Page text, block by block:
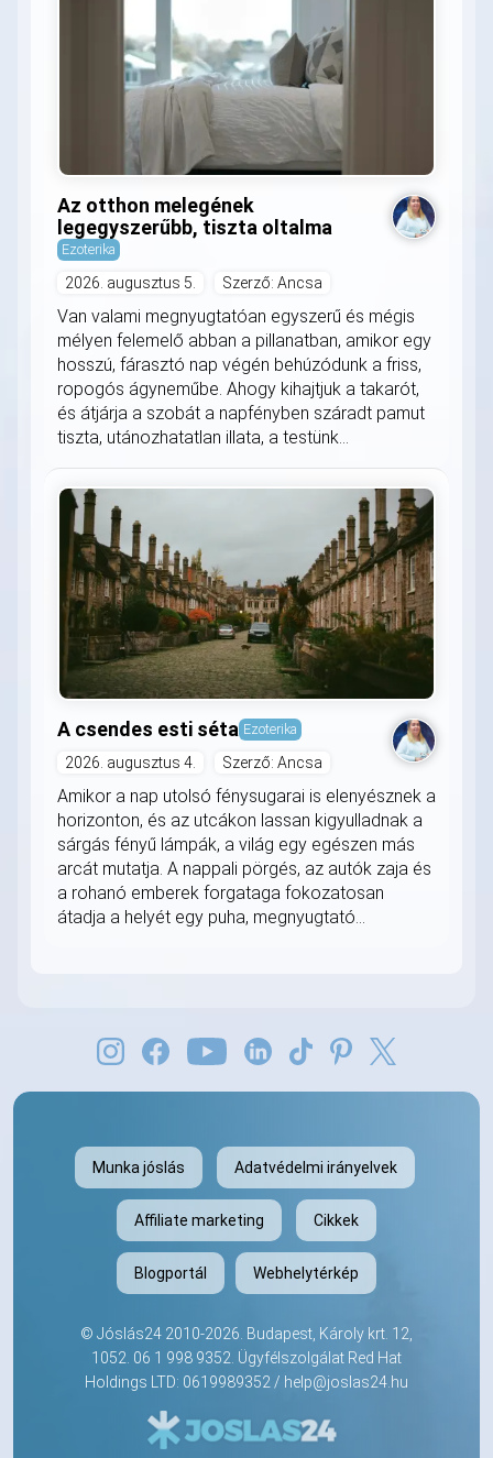
Az otthon melegének
legegyszerűbb, tiszta oltalma
Ezoterika
2026. augusztus 5. Szerző: Ancsa
Van valami megnyugtatóan egyszerű és mégis
mélyen felemelő abban a pillanatban, amikor egy
hosszú, fárasztó nap végén behúzódunk a friss,
ropogós ágyneműbe. Ahogy kihajtjuk a takarót,
és átjárja a szobát a napfényben száradt pamut
tiszta, utánozhatatlan illata, a testünk...
A csendes esti séta Ezoterika
2026. augusztus 4. Szerző: Ancsa
Amikor a nap utolsó fénysugarai is elenyésznek a
horizonton, és az utcákon lassan kigyulladnak a
sárgás fényű lámpák, a világ egy egészen más
arcát mutatja. A nappali pörgés, az autók zaja és
a rohanó emberek forgataga fokozatosan
átadja a helyét egy puha, megnyugtató...
Munka jóslás Adatvédelmi irányelvek
Affiliate marketing Cikkek
Blogportál Webhelytérkép
© Jóslás24 2010-2026. Budapest, Károly krt. 12,
1052. 06 1 998 9352. Ügyfélszolgálat Red Hat
Holdings LTD: 0619989352 / help@joslas24.hu